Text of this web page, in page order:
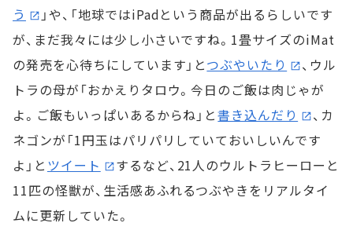
う
」や、「地球ではiPadという商品が出るらしいです
が、まだ我々には少し小さいですね。1畳サイズのiMat
の発売を心待ちにしています」とつぶやいたり
、ウル
トラの母が「おかえりタロウ。今日のご飯は肉じゃが
よ。ご飯もいっぱいあるからね」と書き込んだり
、カ
ネゴンが「1円玉はパリパリしていておいしいんです
よ」と ツイート
するなど、21人のウルトラヒーローと
11匹の怪獣が、生活感あふれるつぶやきをリアルタイ
ムに更新していた。